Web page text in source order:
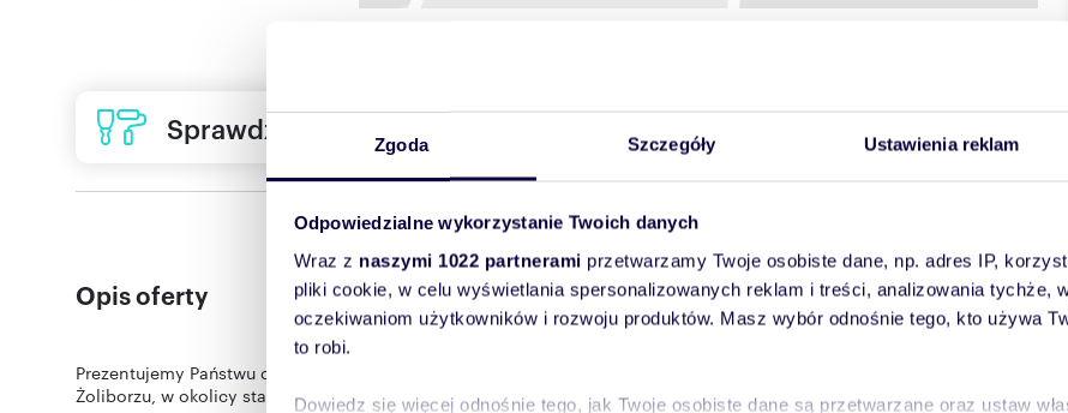
Zgoda Szczegóły Ustawienia reklam
Odpowiedzialne wykorzystanie Twoich danych
Wraz z naszymi 1022 partnerami przetwarzamy Twoje osobiste dane, np. adres IP,
pliki cookie, w celu wyświetlania spersonalizowanych reklam i treści, analizowania tychże,
oczekiwaniom użytkowników i rozwoju produktów. Masz wybór odnośnie tego, kto używa
to robi.
Dowiedz się więcej odnośnie tego, jak Twoje osobiste dane są przetwarzane oraz ustaw
Sprawdź ofertę usług remontowych
Opis oferty
Prezentujemy Państwu do wynajmu duży dom o nietypowej architekturze idealny na cele biurowe. Zlokalizowany na
Żoliborzu, w okolicy stacji metra. Całkowita powierzchnia to 700 m2